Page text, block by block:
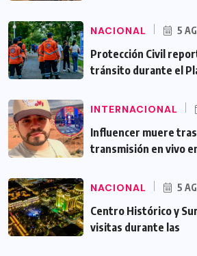
NACIONAL 5
Protección Civil
tránsito durante el
INTERNACIONAL
Influencer muere
transmisión en vivo
NACIONAL 5
Centro Histórico y
visitas durante las